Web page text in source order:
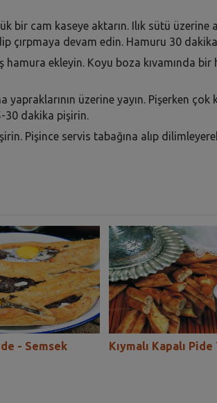
bir cam kaseye aktarın. Ilık sütü
çırpmaya devam edin. Hamuru 30
ekleyin. Koyu boza kıvamında bir
yapraklarının üzerine yayın. Pişerken çok
30 dakika pişirin.
Pişince servis tabağına alıp
- Semsek Kıymalı Kapalı